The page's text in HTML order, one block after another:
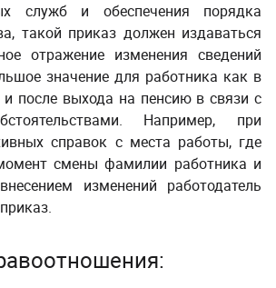
служб и обеспечения порядка
такой приказ должен издаваться
отражение изменения сведений
значение для работника как в
после выхода на пенсию в связи с
Например, при
справок с места работы, где
смены фамилии работника и
изменений работодатель
приказ.